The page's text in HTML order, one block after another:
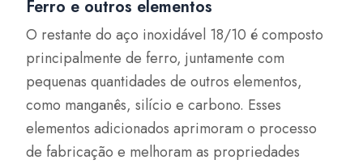
Ferro e outros elementos
O restante do aço inoxidável 18/10 é composto
principalmente de ferro, juntamente com
pequenas quantidades de outros elementos,
como manganês, silício e carbono. Esses
elementos adicionados aprimoram o processo
de fabricação e melhoram as propriedades